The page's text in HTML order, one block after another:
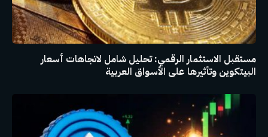
مستقبل الاستثمار الرقمي: تحليل شامل لاتجاهات أسعار
البيتكوين وتأثيرها على الأسواق العربية